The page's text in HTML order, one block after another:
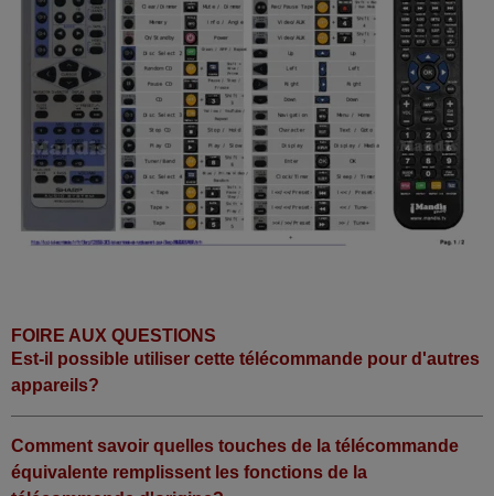
FOIRE AUX QUESTIONS
Est-il possible utiliser cette télécommande pour d'autres
appareils?
Comment savoir quelles touches de la télécommande
équivalente remplissent les fonctions de la